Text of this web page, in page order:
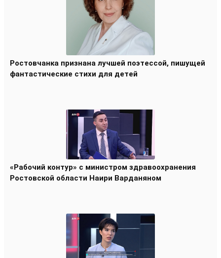
Ростовчанка признана лучшей поэтессой, пишущей
фантастические стихи для детей
«Рабочий контур» с министром здравоохранения
Ростовской области Наири Варданяном